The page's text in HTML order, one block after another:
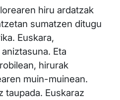
hiru ardatzak
sumatzen ditugu
Euskara,
Eta
hirurak
muin-muinean.
taupada. Euskaraz